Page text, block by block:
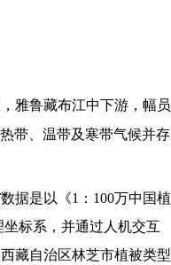
雅鲁藏布江中下游，幅员
带、温带及寒带气候并存
数据是以《1：100万中国植
标系，并通过人机交互
藏自治区林芝市植被类型